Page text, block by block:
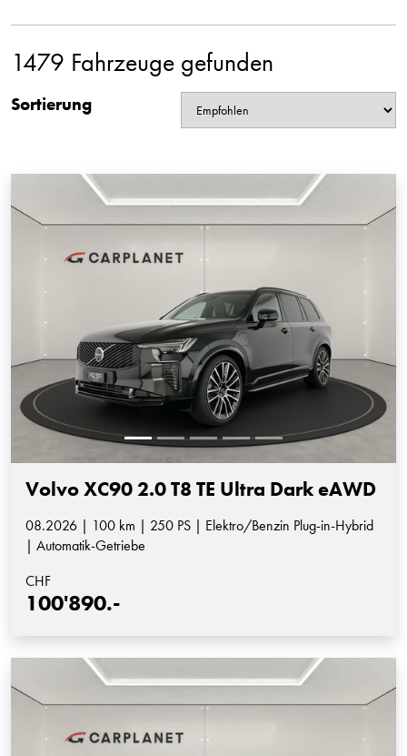
1479 Fahrzeuge gefunden
Sortierung
Volvo XC90 2.0 T8 TE Ultra Dark eAWD
08.2026 | 100 km | 250 PS | Elektro/Benzin Plug-in-Hybrid
| Automatik-Getriebe
CHF
100'890.-